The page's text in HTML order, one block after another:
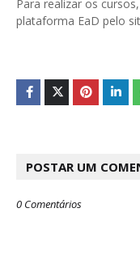
Para realizar os
plataforma EaD pelo
POSTAR UM
0 Comentários